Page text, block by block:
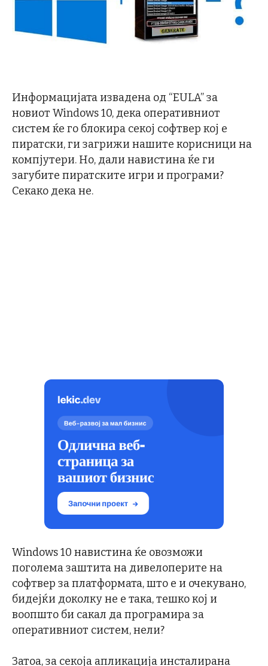
Информацијата извадена од “EULA” за
новиот Windows 10, дека оперативниот
систем ќе го блокира секој софтвер кој е
пиратски, ги загрижи нашите корисници на
компјутери. Но, дали навистина ќе ги
загубите пиратските игри и програми?
Секако дека не.
Windows 10 навистина ќе овозможи
поголема заштита на дивелоперите на
софтвер за платформата, што е и очекувано,
бидејќи доколку не е така, тешко кој и
воопшто би сакал да програмира за
оперативниот систем, нели?
Затоа, за секоја апликација инсталирана